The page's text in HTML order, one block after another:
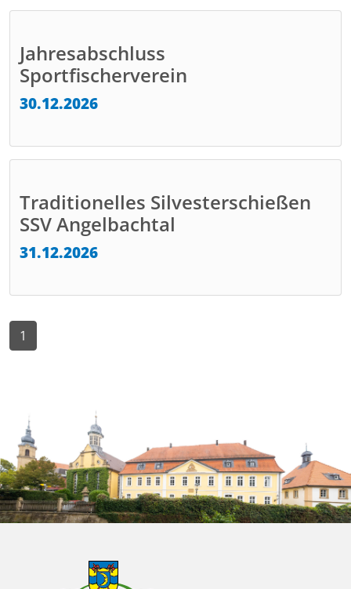
Jahresabschluss
Sportfischerverein
30.12.2026
Traditionelles Silvesterschießen
SSV Angelbachtal
31.12.2026
1